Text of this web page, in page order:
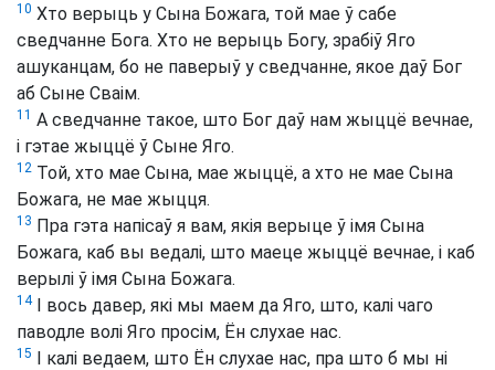
10 Хто верыць у Сына Божага, той мае ў сабе
сведчанне Бога. Хто не верыць Богу, зрабіў Яго
ашуканцам, бо не паверыў у сведчанне, якое даў Бог
аб Сыне Сваім.
11 А сведчанне такое, што Бог даў нам жыццё вечнае,
і гэтае жыццё ў Сыне Яго.
12 Той, хто мае Сына, мае жыццё, а хто не мае Сына
Божага, не мае жыцця.
13 Пра гэта напісаў я вам, якія верыце ў імя Сына
Божага, каб вы ведалі, што маеце жыццё вечнае, і каб
верылі ў імя Сына Божага.
14І вось давер, які мы маем да Яго, што, калі чаго
паводле волі Яго просім, Ён слухае нас.
15 І калі ведаем, што Ён слухае нас, пра што б мы ні